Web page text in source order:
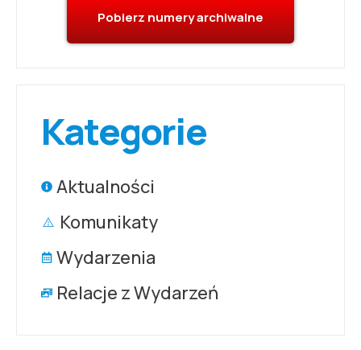
Pobierz numery archiwalne
Kategorie
Aktualności
Komunikaty
Wydarzenia
Relacje z Wydarzeń